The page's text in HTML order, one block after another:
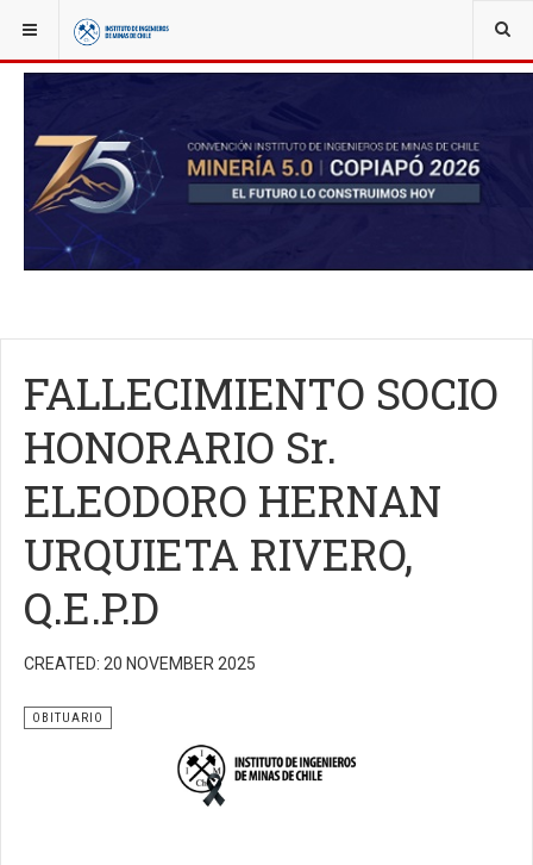
YOU ARE HERE: OBITUARIO
FALLECIMIENTO SOCIO
HONORARIO Sr.
ELEODORO HERNAN
URQUIETA RIVERO,
Q.E.P.D
CREATED: 20 NOVEMBER 2025
OBITUARIO